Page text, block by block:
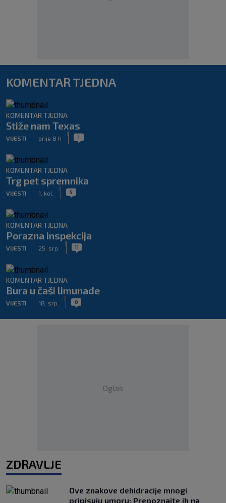
KOMENTAR TJEDNA
KOMENTAR TJEDNA
Stiže nam Texas
VIJESTI prije 8 h 1
KOMENTAR TJEDNA
Trg pet spremnika
VIJESTI 1. kol. 5
KOMENTAR TJEDNA
Porazna inspekcija
VIJESTI 25. srp. 11
KOMENTAR TJEDNA
Bura u čaši limunade
VIJESTI 18. srp. 0
Oglas
ZDRAVLJE
Ove znakove dehidracije mnogi
pripisuju umoru: Prepoznajte ih na